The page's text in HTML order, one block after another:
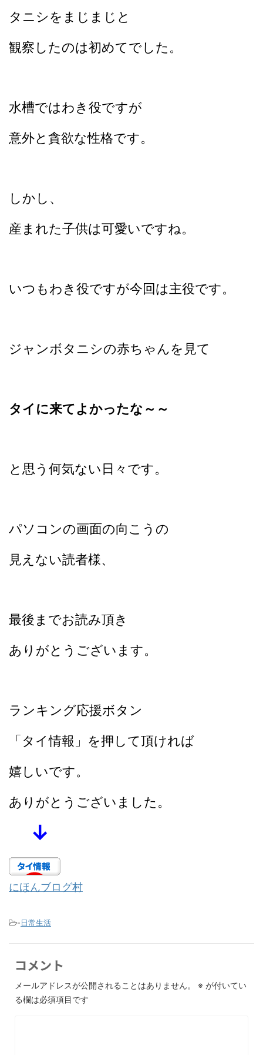
タニシをまじまじと
観察したのは初めてでした。
水槽ではわき役ですが
意外と貪欲な性格です。
しかし、
産まれた子供は可愛いですね。
いつもわき役ですが今回は主役です。
ジャンボタニシの赤ちゃんを見て
タイに来てよかったな～～
と思う何気ない日々です。
パソコンの画面の向こうの
見えない読者様、
最後までお読み頂き
ありがとうございます。
ランキング応援ボタン
「タイ情報」を押して頂ければ
嬉しいです。
ありがとうございました。
↓
にほんブログ村
-日常生活
コメント
メールアドレスが公開されることはありません。 ※ が付いてい
る欄は必須項目です